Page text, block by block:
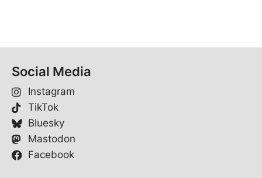
Social Media
Instagram
TikTok
Bluesky
Mastodon
Facebook